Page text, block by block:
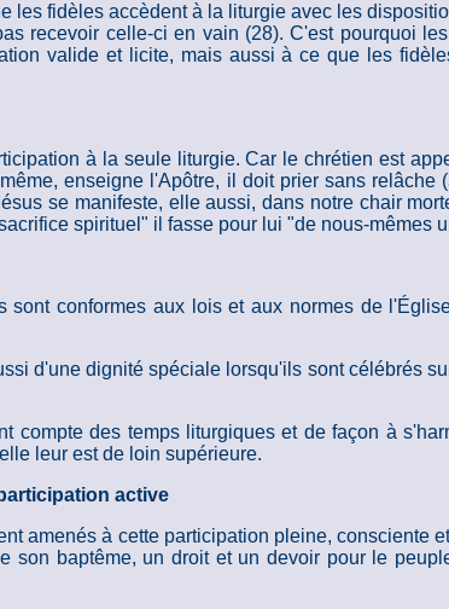
les fidèles accèdent à la liturgie avec les
recevoir celle-ci en vain (28). C'est pourquoi
valide et licite, mais aussi à ce que les
à la seule liturgie. Car le chrétien est
enseigne l'Apôtre, il doit prier sans
se manifeste, elle aussi, dans notre chair
spirituel" il fasse pour lui "de nous-mêmes
conformes aux lois et aux normes de
d'une dignité spéciale lorsqu'ils sont célébrés
compte des temps liturgiques et de façon à
leur est de loin supérieure.
active
amenés à cette participation pleine, consciente
baptême, un droit et un devoir pour le